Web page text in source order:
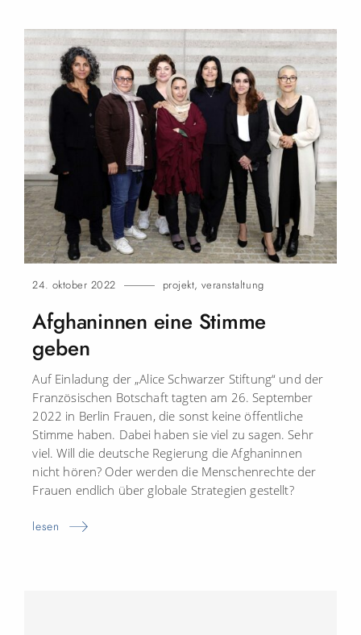
24. oktober 2022 projekt, veranstaltung
Afghaninnen eine Stimme
geben
Auf Einladung der „Alice Schwarzer Stiftung“ und der
Französischen Botschaft tagten am 26. September
2022 in Berlin Frauen, die sonst keine öffentliche
Stimme haben. Dabei haben sie viel zu sagen. Sehr
viel. Will die deutsche Regierung die Afghaninnen
nicht hören? Oder werden die Menschenrechte der
Frauen endlich über globale Strategien gestellt?
lesen